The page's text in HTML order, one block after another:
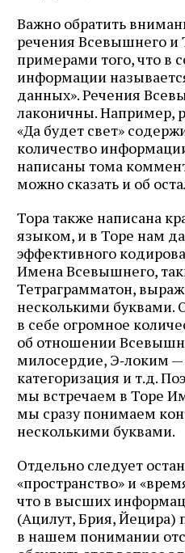
Важно обратить
речения Всевышнего и
примерами того, что в
информации
данных». Речения
лаконичны. Например,
«Да будет свет»
количество
написаны тома
можно сказать и об
Тора также написана
языком, и в Торе нам
эффективного
Имена Всевышнего,
Тетраграмматон,
несколькими буквами.
в себе огромное
об отношении
милосердие, Э‑локим —
категоризация и т.д.
мы встречаем в Торе
мы сразу понимаем
несколькими буквами.
Отдельно следует
«пространство» и
что в высших
(Ацилут, Брия, Йецира)
в нашем понимании